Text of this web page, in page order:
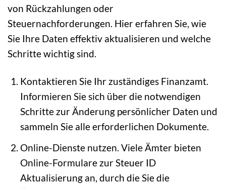
von Rückzahlungen oder
Steuernachforderungen. Hier erfahren Sie, wie
Sie Ihre Daten effektiv aktualisieren und welche
Schritte wichtig sind.
Kontaktieren Sie Ihr zuständiges Finanzamt.
Informieren Sie sich über die notwendigen
Schritte zur Änderung persönlicher Daten und
sammeln Sie alle erforderlichen Dokumente.
Online-Dienste nutzen. Viele Ämter bieten
Online-Formulare zur Steuer ID
Aktualisierung an, durch die Sie die